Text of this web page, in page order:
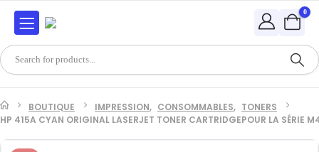
0
BOUTIQUE IMPRESSION, CONSOMMABLES, TONERS
HP 415A CYAN ORIGINAL LASERJET TONER CARTRIDGEPOUR LA SÉRIE